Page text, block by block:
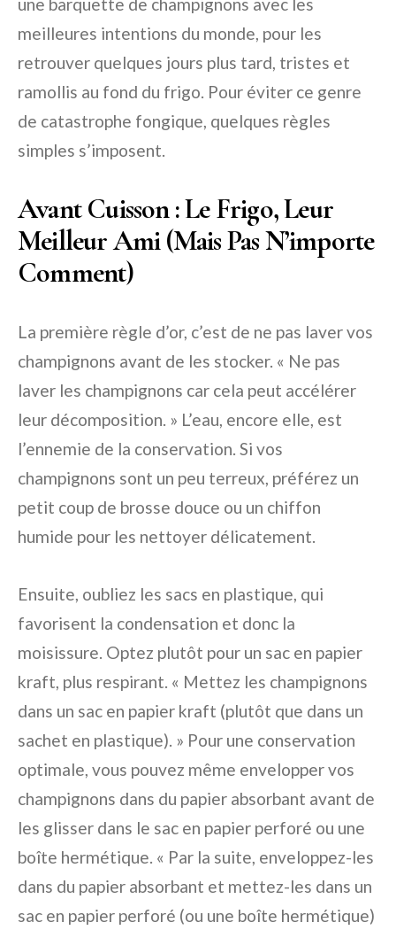
meilleures intentions du monde, pour les
retrouver quelques jours plus tard, tristes et
ramollis au fond du frigo. Pour éviter ce genre
de catastrophe fongique, quelques règles
simples s’imposent.
Avant Cuisson : Le Frigo, Leur
Meilleur Ami (Mais Pas N’importe
Comment)
La première règle d’or, c’est de ne pas laver vos
champignons avant de les stocker. « Ne pas
laver les champignons car cela peut accélérer
leur décomposition. » L’eau, encore elle, est
l’ennemie de la conservation. Si vos
champignons sont un peu terreux, préférez un
petit coup de brosse douce ou un chiffon
humide pour les nettoyer délicatement.
Ensuite, oubliez les sacs en plastique, qui
favorisent la condensation et donc la
moisissure. Optez plutôt pour un sac en papier
kraft, plus respirant. « Mettez les champignons
dans un sac en papier kraft (plutôt que dans un
sachet en plastique). » Pour une conservation
optimale, vous pouvez même envelopper vos
champignons dans du papier absorbant avant de
les glisser dans le sac en papier perforé ou une
boîte hermétique. « Par la suite, enveloppez-les
dans du papier absorbant et mettez-les dans un
sac en papier perforé (ou une boîte hermétique)